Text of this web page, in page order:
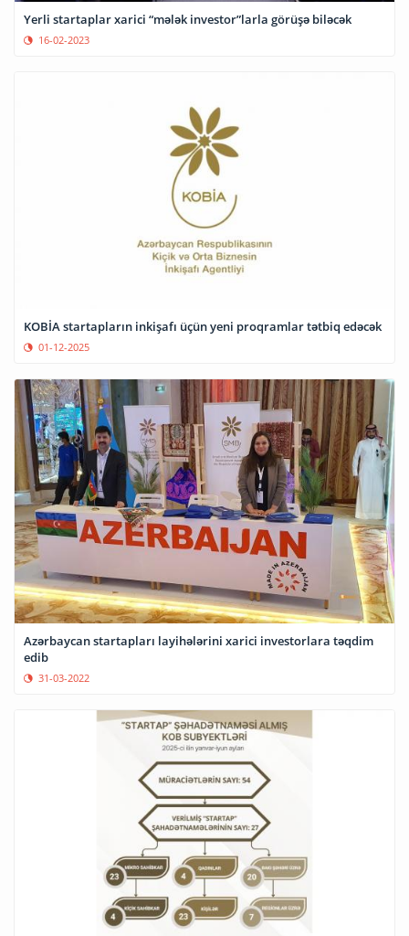
Yerli startaplar xarici “mələk investor”larla görüşə biləcək
16-02-2023
KOBİA startapların inkişafı üçün yeni proqramlar tətbiq edəcək
01-12-2025
Azərbaycan startapları layihələrini xarici investorlara təqdim
edib
31-03-2022